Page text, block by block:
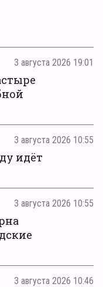
3 августа 2026 19:01
3 августа 2026 10:55
идёт
3 августа 2026 10:55
3 августа 2026 10:46